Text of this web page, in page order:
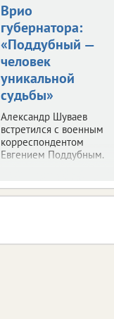
Врио
губернатора:
«Поддубный —
человек
уникальной
судьбы»
Александр Шуваев
встретился с военным
корреспондентом
Евгением Поддубным.